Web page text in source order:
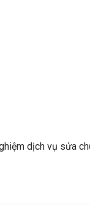
dịch vụ sửa